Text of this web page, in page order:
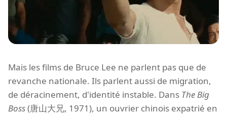
Mais les films de Bruce Lee ne parlent pas que de
revanche nationale. Ils parlent aussi de migration,
de déracinement, d'identité instable. Dans The Big
Boss(唐山大兄, 1971), un ouvrier chinois expatrié en